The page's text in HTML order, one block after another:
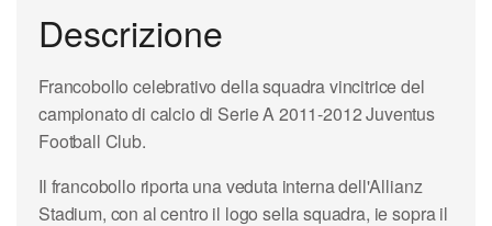
Descrizione
Francobollo celebrativo della squadra vincitrice del
campionato di calcio di Serie A 2011-2012 Juventus
Football Club.
Il francobollo riporta una veduta interna dell'Allianz
Stadium, con al centro il logo sella squadra, ie sopra il